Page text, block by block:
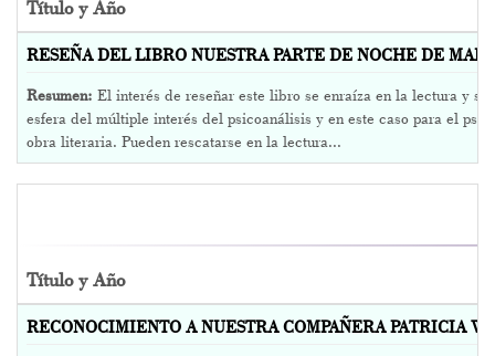
Título y Año
RESEÑA DEL LIBRO NUESTRA PARTE DE NOCHE DE
Resumen: El interés de reseñar este libro se enraíza en la lectura y
esfera del múltiple interés del psicoanálisis y en este caso para el
obra literaria. Pueden rescatarse en la lectura...
Título y Año
RECONOCIMIENTO A NUESTRA COMPAÑERA PATRICIA